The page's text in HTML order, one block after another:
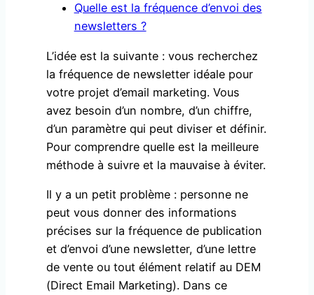
Quelle est la fréquence d’envoi des
newsletters ?
L’idée est la suivante : vous recherchez
la fréquence de newsletter idéale pour
votre projet d’email marketing. Vous
avez besoin d’un nombre, d’un chiffre,
d’un paramètre qui peut diviser et définir.
Pour comprendre quelle est la meilleure
méthode à suivre et la mauvaise à éviter.
Il y a un petit problème : personne ne
peut vous donner des informations
précises sur la fréquence de publication
et d’envoi d’une newsletter, d’une lettre
de vente ou tout élément relatif au DEM
(Direct Email Marketing). Dans ce